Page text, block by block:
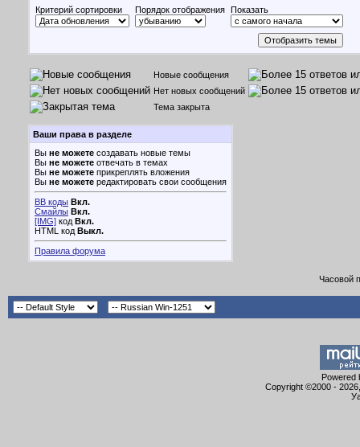
Критерий сортировки
Порядок отображения Показать
Новые сообщения
Нет новых сообщений
Тема закрыта
Ваши права в разделе
Вы не можете создавать новые темы
Вы не можете отвечать в темах
Вы не можете прикреплять вложения
Вы не можете редактировать свои сообщения
BB коды Вкл.
Смайлы Вкл.
[IMG] код Вкл.
HTML код Выкл.
Правила форума
Часовой
Powered
Copyright ©2000 -